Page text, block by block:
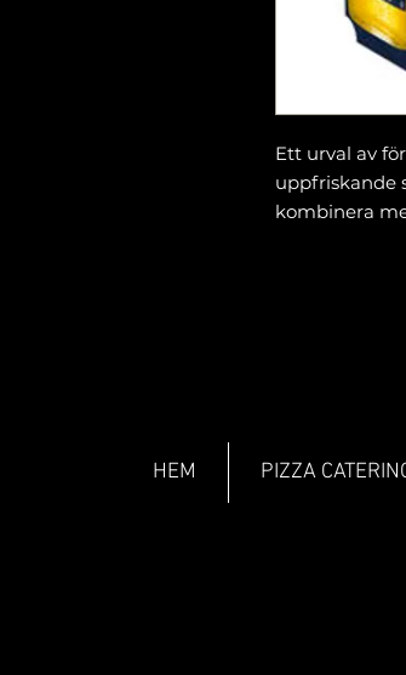
Ett urval av
uppfriskande
kombinera
HEM PIZZA